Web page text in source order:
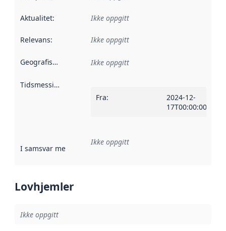
Aktualitet: Ikke oppgitt
Relevans: Ikke oppgitt
Geografisk avgrensning :
Ikke oppgitt
Tidsmessig avgrensning
Fra:
2024-12-
17T00:00:00Z
I samsvar med Referanse til en implementasjonsregel
Ikke oppgitt
Lovhjemler
Ikke oppgitt